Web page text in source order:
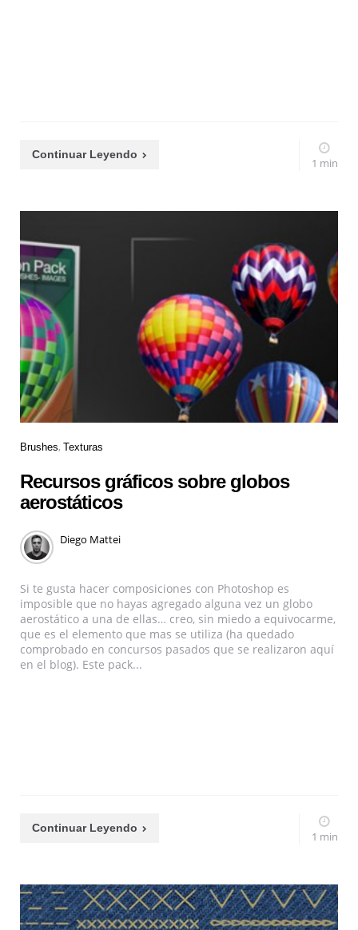
Continuar Leyendo
1 min
Brushes Texturas
Recursos gráficos sobre globos
aerostáticos
Diego Mattei
Si te gusta hacer composiciones con Photoshop es
imposible que no hayas agregado alguna vez un globo
aerostático a una de ellas… creo, sin miedo a equivocarme,
que es el elemento que mas se utiliza (ha quedado
comprobado en concursos pasados que se realizaron aquí
en el blog). Este pack...
Continuar Leyendo
1 min